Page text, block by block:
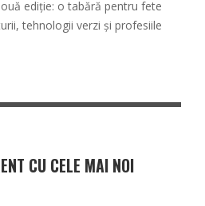
ediție: o tabără pentru fete
tehnologii verzi și profesiile
CU CELE MAI NOI